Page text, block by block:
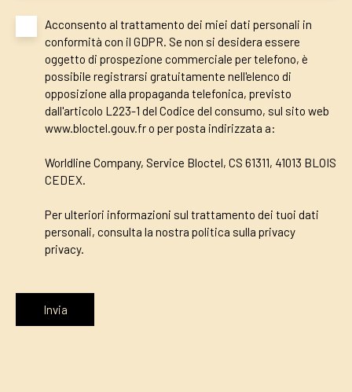
Acconsento al trattamento dei miei dati personali in
conformità con il GDPR. Se non si desidera essere
oggetto di prospezione commerciale per telefono, è
possibile registrarsi gratuitamente nell'elenco di
opposizione alla propaganda telefonica, previsto
dall'articolo L223-1 del Codice del consumo, sul sito web
www.bloctel.gouv.fr o per posta indirizzata a:
Worldline Company, Service Bloctel, CS 61311, 41013 BLOIS
CEDEX.
Per ulteriori informazioni sul trattamento dei tuoi dati
personali, consulta la nostra politica sulla privacy
privacy.
Invia